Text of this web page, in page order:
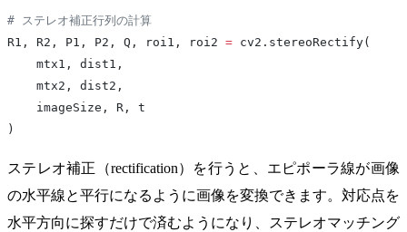
# ステレオ補正行列の計算
R1, R2, P1, P2, Q, roi1, roi2 = cv2.stereoRectify(
    mtx1, dist1,
    mtx2, dist2,
    imageSize, R, t
)
ステレオ補正（rectification）を行うと、エピポーラ線が画像
の水平線と平行になるように画像を変換できます。対応点を
水平方向に探すだけで済むようになり、ステレオマッチング